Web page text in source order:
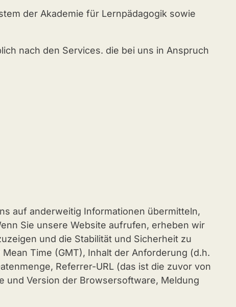
der Akademie für Lernpädagogik sowie
nach den Services. die bei uns in Anspruch
auf anderweitig Informationen übermitteln,
Sie unsere Website aufrufen, erheben wir
und die Stabilität und Sicherheit zu
Time (GMT), Inhalt der Anforderung (d.h.
Referrer-URL (das ist die zuvor von
und Version der Browsersoftware, Meldung